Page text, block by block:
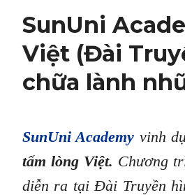
SunUni
Việt (Đài
chữa lành
SunUni Academy vinh
tấm lòng Việt. Chương
diễn ra tại Đài Truyền